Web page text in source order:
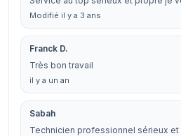
Modifié il y a 3 ans
Franck D.
Très bon travail
il y a un an
Sabah
Technicien professionnel sérieux